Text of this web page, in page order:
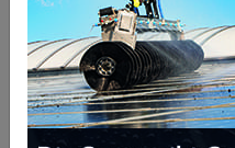
Technische Daten:
Einsatzgewicht: